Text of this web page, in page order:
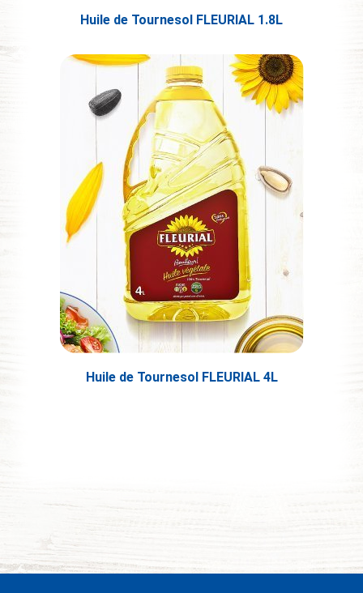
Huile de Tournesol FLEURIAL 1.8L
Huile de Tournesol FLEURIAL 4L